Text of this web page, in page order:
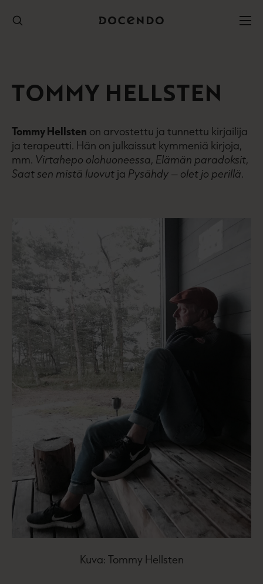
sisältöön
TOMMY HELLSTEN
Tommy Hellsten on arvostettu ja tunnettu kirjailija
ja terapeutti. Hän on julkaissut kymmeniä kirjoja,
mm. Virtahepo olohuoneessa, Elämän paradoksit,
Saat sen mistä luovut ja Pysähdy – olet jo perillä.
Kuva: Tommy Hellsten